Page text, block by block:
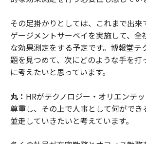
その足掛かりとしては、これまで出来
ゲージメントサーベイを実施して、全
な効果測定をする予定です。博報堂テ
題を見つめて、次にどのような手を打
に考えたいと思っています。
丸： HRがテクノロジー・オリエンテ
尊重し、その上で人事として何ができ
並走していきたいと考えています。